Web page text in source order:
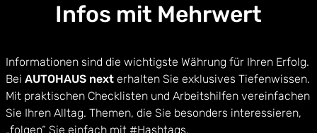
Infos mit Mehrwert
Informationen sind die wichtigste Währung für Ihren Erfolg.
Bei AUTOHAUS next erhalten Sie exklusives Tiefenwissen.
Mit praktischen Checklisten und Arbeitshilfen vereinfachen
Sie Ihren Alltag. Themen, die Sie besonders interessieren,
„folgen“ Sie einfach mit #Hashtags.